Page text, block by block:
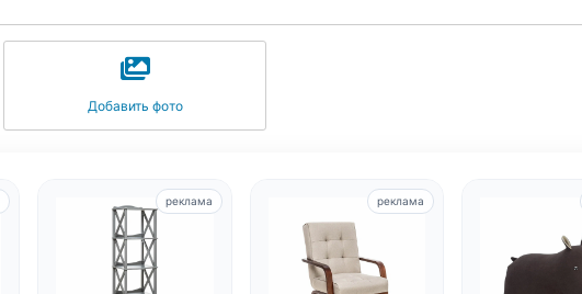
Добавить фото
реклама реклама